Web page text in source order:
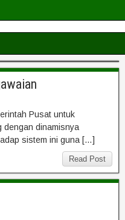
Pusat untuk
dengan dinamisnya
sistem ini guna […]
Read Post